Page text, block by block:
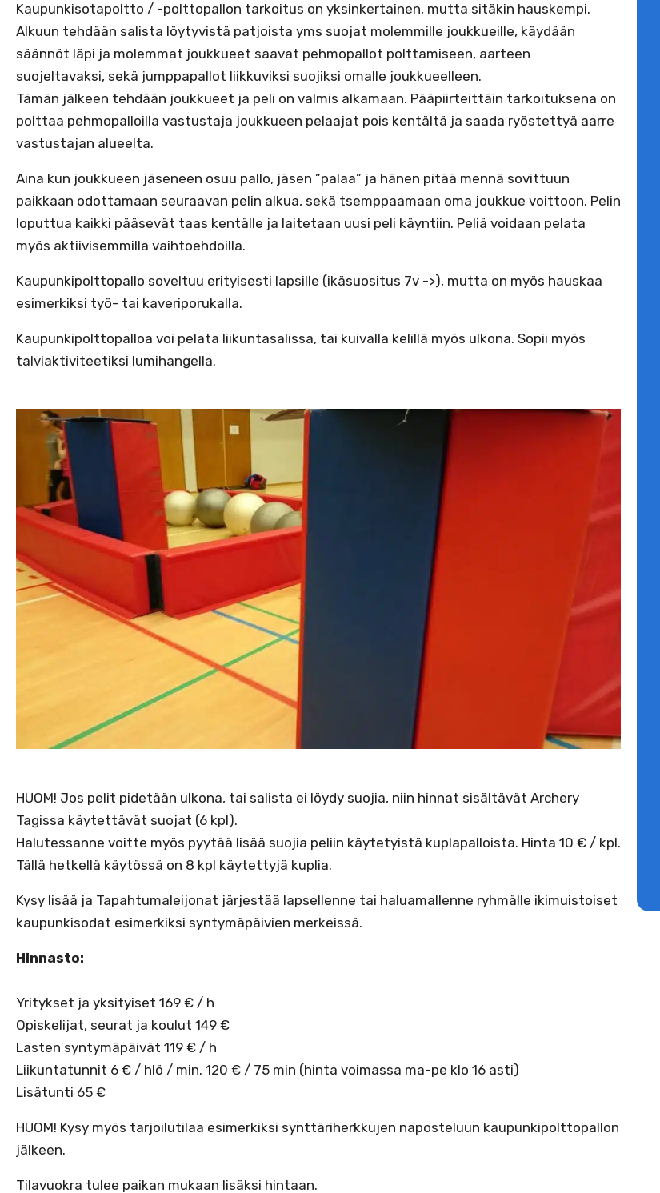
Kaupunkisotapoltto / -polttopallon tarkoitus on yksinkertainen, mutta sitäkin hauskempi.
Alkuun tehdään salista löytyvistä patjoista yms suojat molemmille joukkueille, käydään
säännöt läpi ja molemmat joukkueet saavat pehmopallot polttamiseen, aarteen
suojeltavaksi, sekä jumppapallot liikkuviksi suojiksi omalle joukkueelleen.
Tämän jälkeen tehdään joukkueet ja peli on valmis alkamaan. Pääpiirteittäin tarkoituksena on
polttaa pehmopalloilla vastustaja joukkueen pelaajat pois kentältä ja saada ryöstettyä aarre
vastustajan alueelta.
Aina kun joukkueen jäseneen osuu pallo, jäsen ”palaa” ja hänen pitää mennä sovittuun
paikkaan odottamaan seuraavan pelin alkua, sekä tsemppaamaan oma joukkue voittoon. Pelin
loputtua kaikki pääsevät taas kentälle ja laitetaan uusi peli käyntiin. Peliä voidaan pelata
myös aktiivisemmilla vaihtoehdoilla.
Kaupunkipolttopallo soveltuu erityisesti lapsille (ikäsuositus 7v ->), mutta on myös hauskaa
esimerkiksi työ- tai kaveriporukalla.
Kaupunkipolttopalloa voi pelata liikuntasalissa, tai kuivalla kelillä myös ulkona. Sopii myös
talviaktiviteetiksi lumihangella.
HUOM! Jos pelit pidetään ulkona, tai salista ei löydy suojia, niin hinnat sisältävät Archery
Tagissa käytettävät suojat (6 kpl).
Halutessanne voitte myös pyytää lisää suojia peliin käytetyistä kuplapalloista. Hinta 10 € / kpl.
Tällä hetkellä käytössä on 8 kpl käytettyjä kuplia.
Kysy lisää ja Tapahtumaleijonat järjestää lapsellenne tai haluamallenne ryhmälle ikimuistoiset
kaupunkisodat esimerkiksi syntymäpäivien merkeissä.
Hinnasto:
Yritykset ja yksityiset 169 € / h
Opiskelijat, seurat ja koulut 149 €
Lasten syntymäpäivät 119 € / h
Liikuntatunnit 6 € / hlö / min. 120 € / 75 min (hinta voimassa ma-pe klo 16 asti)
Lisätunti 65 €
HUOM! Kysy myös tarjoilutilaa esimerkiksi synttäriherkkujen naposteluun kaupunkipolttopallon
jälkeen.
Tilavuokra tulee paikan mukaan lisäksi hintaan.